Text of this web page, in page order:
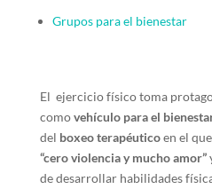
Grupos para el bienestar
El ejercicio físico toma
comovehículo para el
del boxeo terapéuticoen el
“cero violencia y mucho amor”
de desarrollar habilidades